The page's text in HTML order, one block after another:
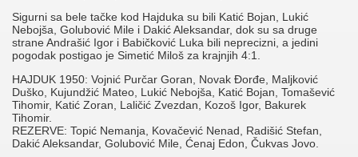
Sigurni sa bele tačke kod Hajduka su bili Katić Bojan, Lukić
Nebojša, Golubović Mile i Dakić Aleksandar, dok su sa druge
strane Andrašić Igor i Babičković Luka bili neprecizni, a jedini
pogodak postigao je Simetić Miloš za krajnjih 4:1.
HAJDUK 1950: Vojnić Purčar Goran, Novak Đorđe, Maljković
Duško, Kujundžić Mateo, Lukić Nebojša, Katić Bojan, Tomašević
Tihomir, Katić Zoran, Laličić Zvezdan, Kozoš Igor, Bakurek
Tihomir.
REZERVE: Topić Nemanja, Kovačević Nenad, Radišić Stefan,
Dakić Aleksandar, Golubović Mile, Ćenaj Edon, Čukvas Jovo.